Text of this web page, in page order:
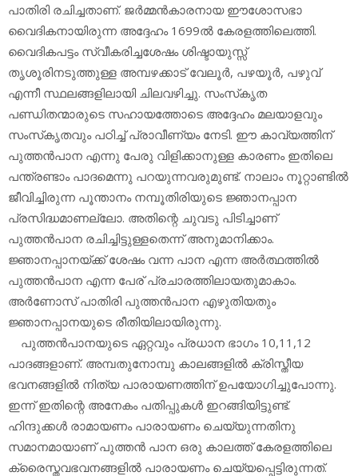
പാതിരി രചിച്ചതാണ്. ജര്‍മ്മന്‍കാരനായ ഈശോസഭാ
വൈദികനായിരുന്ന അദ്ദേഹം 1699ല്‍ കേരളത്തിലെത്തി.
വൈദികപട്ടം സ്വീകരിച്ചശേഷം ശിഷ്ടായുസ്സ്
തൃശൂരിനടുത്തുള്ള അമ്പഴക്കാട് വേലൂര്‍, പഴയൂര്‍, പഴുവ്
എന്നീ സ്ഥലങ്ങളിലായി ചിലവഴിച്ചു. സംസ്‌കൃത
പണ്ഡിതന്മാരുടെ സഹായത്തോടെ അദ്ദേഹം മലയാളവും
സംസ്‌കൃതവും പഠിച്ച് പ്രാവീണ്യം നേടി. ഈ കാവ്യത്തിന്
പുത്തന്‍പാന എന്നു പേരു വിളിക്കാനുള്ള കാരണം ഇതിലെ
പന്ത്രണ്ടാം പാദമെന്നു പറയുന്നവരുമുണ്ട്. നാലാം നൂറ്റാണ്ടില്‍
ജീവിച്ചിരുന്ന പൂന്താനം നമ്പൂതിരിയുടെ ജ്ഞാനപ്പാന
പ്രസിദ്ധമാണല്ലോ. അതിന്റെ ചുവടു പിടിച്ചാണ്
പുത്തന്‍പാന രചിച്ചിട്ടുള്ളതെന്ന് അനുമാനിക്കാം.
ജ്ഞാനപ്പാനയ്ക്ക് ശേഷം വന്ന പാന എന്ന അര്‍ത്ഥത്തില്‍
പുത്തന്‍പാന എന്ന പേര് പ്രചാരത്തിലായതുമാകാം.
അര്‍ണോസ് പാതിരി പുത്തന്‍പാന എഴുതിയതും
ജ്ഞാനപ്പാനയുടെ രീതിയിലായിരുന്നു.
പുത്തന്‍പാനയുടെ ഏറ്റവും പ്രധാന ഭാഗം 10,11,12
പാദങ്ങളാണ്. അമ്പതുനോമ്പു കാലങ്ങളില്‍ ക്രിസ്തീയ
ഭവനങ്ങളില്‍ നിത്യ പാരായണത്തിന് ഉപയോഗിച്ചുപോന്നു.
ഇന്ന് ഇതിന്റെ അനേകം പതിപ്പുകള്‍ ഇറങ്ങിയിട്ടുണ്ട്.
ഹിന്ദുക്കള്‍ രാമായണം പാരായണം ചെയ്യുന്നതിനു
സമാനമായാണ് പുത്തന്‍ പാന ഒരു കാലത്ത് കേരളത്തിലെ
ക്രൈസ്തവഭവനങ്ങളില്‍ പാരായണം ചെയ്യപ്പെട്ടിരുന്നത്.